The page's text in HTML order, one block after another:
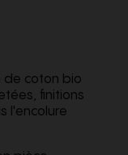
de coton bio
finitions
l'encolure